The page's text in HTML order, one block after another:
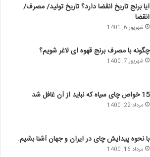
آیا برنج تاریخ انقضا دارد؟ تاریخ تولید/ مصرف/
انقضا
شهریور 6, 1401
چگونه با مصرف برنج قهوه ای لاغر شویم؟
شهریور 7, 1400
15 خواص چای سیاه که نباید از آن غافل شد
مرداد 22, 1400
با نحوه پیدایش چای در ایران و جهان آشنا بشیم.
مرداد 16, 1400